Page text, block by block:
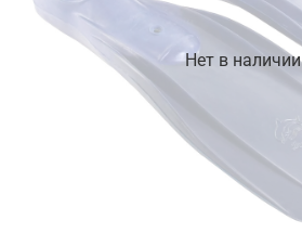
Нет в наличии